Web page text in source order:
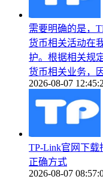
需要明确的是，
货币相关活动在
护。根据相关规
货币相关业务，
2026-08-07
TP-Link官网下载
正确方式
2026-08-07